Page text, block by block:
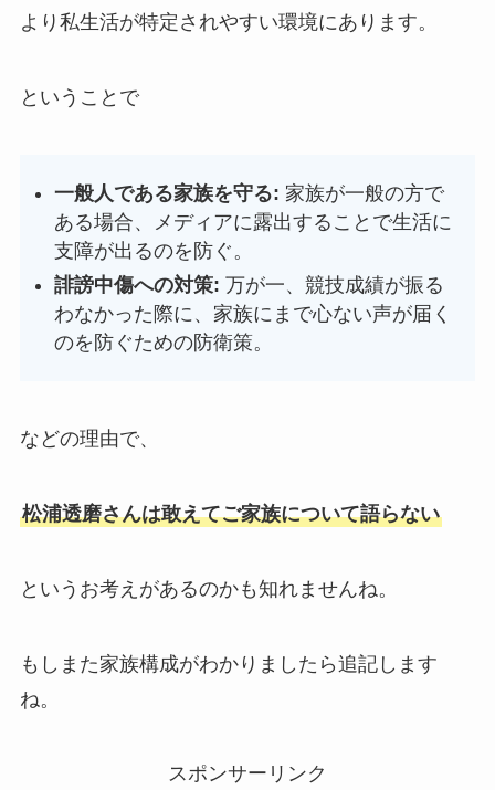
より私生活が特定されやすい環境にあります。
ということで
一般人である家族を守る: 家族が一般の方で
ある場合、メディアに露出することで生活に
支障が出るのを防ぐ。
誹謗中傷への対策: 万が一、競技成績が振る
わなかった際に、家族にまで心ない声が届く
のを防ぐための防衛策。
などの理由で、
松浦透磨さんは敢えてご家族について語らない
というお考えがあるのかも知れませんね。
もしまた家族構成がわかりましたら追記します
ね。
スポンサーリンク